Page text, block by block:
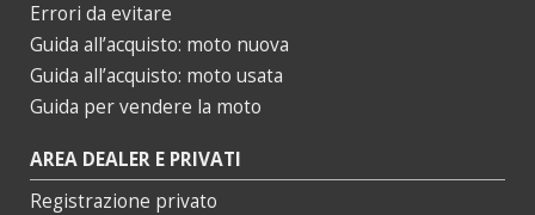
Errori da evitare
Guida all’acquisto: moto nuova
Guida all’acquisto: moto usata
Guida per vendere la moto
AREA DEALER E PRIVATI
Registrazione privato